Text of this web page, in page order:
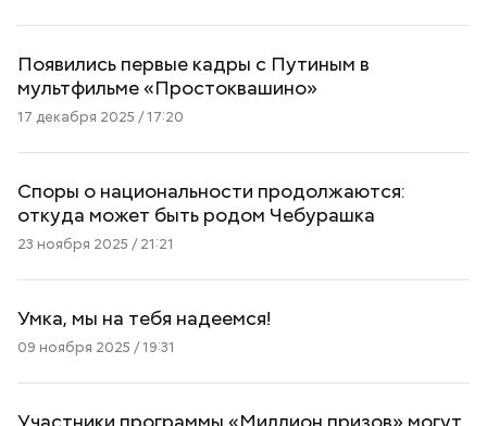
Появились первые кадры с Путиным в
мультфильме «Простоквашино»
17 декабря 2025 / 17:20
Споры о национальности продолжаются:
откуда может быть родом Чебурашка
23 ноября 2025 / 21:21
Умка, мы на тебя надеемся!
09 ноября 2025 / 19:31